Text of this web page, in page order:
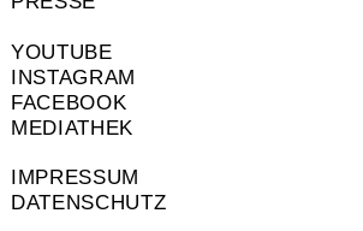
YOUTUBE
INSTAGRAM
FACEBOOK
MEDIATHEK
IMPRESSUM
DATENSCHUTZ